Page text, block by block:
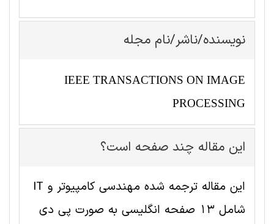
نویسنده/ناشر/نام مجله
IEEE TRANSACTIONS ON IMAGE
PROCESSING
این مقاله چند صفحه است؟
این مقاله ترجمه شده مهندسی کامپیوتر و IT
شامل 13 صفحه انگلیسی به صورت پی دی